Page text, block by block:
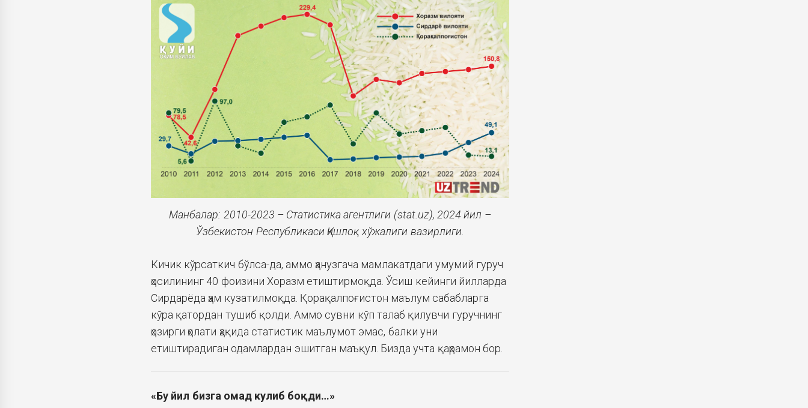
Манбалар: 2010-2023 – Статистика агентлиги (stat.uz), 2024 йил –
Ўзбекистон Республикаси Қишлоқ хўжалиги вазирлиги.
Кичик кўрсаткич бўлса-да, аммо ҳанузгача мамлакатдаги умумий гуруч
ҳосилининг 40 фоизини Хоразм етиштирмоқда. Ўсиш кейинги йилларда
Сирдарёда ҳам кузатилмоқда. Қорақалпоғистон маълум сабабларга
кўра қатордан тушиб қолди. Аммо сувни кўп талаб қилувчи гуручнинг
ҳозирги ҳолати ҳақида статистик маълумот эмас, балки уни
етиштирадиган одамлардан эшитган маъқул. Бизда учта қаҳрамон бор.
«Бу йил бизга омад кулиб боқди…»